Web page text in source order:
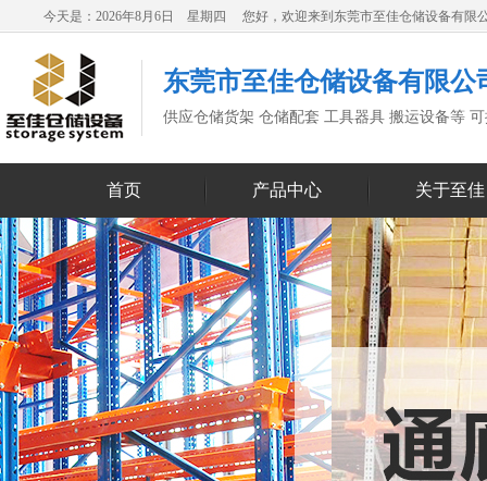
今天是：2026年8月6日 星期四 您好，欢迎来到东莞市至佳仓储设备有限
东莞市至佳仓储设备有限公
供应仓储货架 仓储配套 工具器具 搬运设备等
首页 产品中心 关于至佳